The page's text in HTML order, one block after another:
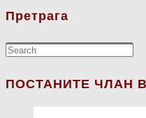
Претрага
ПОСТАНИТЕ ЧЛАН